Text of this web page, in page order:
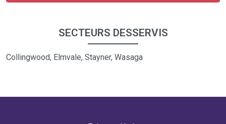
SECTEURS DESSERVIS
Collingwood, Elmvale, Stayner, Wasaga